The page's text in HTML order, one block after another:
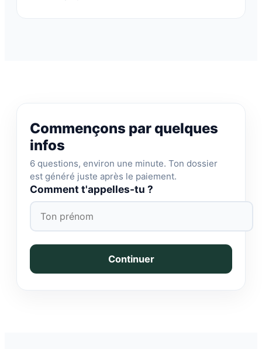
Commençons par quelques
infos
6 questions, environ une minute. Ton dossier
est généré juste après le paiement.
Comment t'appelles-tu ?
Continuer